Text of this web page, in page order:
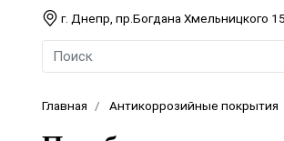
г. Днепр, пр.Богдана Хмельницкого
Главная Антикоррозийные покрытия